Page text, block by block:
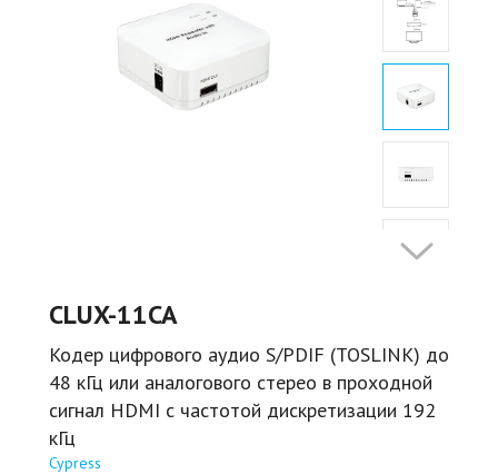
CLUX-11CA
Кодер цифрового аудио S/PDIF (TOSLINK) до
48 кГц или аналогового стерео в проходной
сигнал HDMI c частотой дискретизации 192
кГц
Cypress